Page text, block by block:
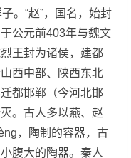
。“赵”，国名，始封
公元前403年与魏文
王封为诸侯，建都
西中部、陕西东北
都邯郸（今河北邯
。古人多以燕、赵
，陶制的容器，古
腹大的陶器。秦人